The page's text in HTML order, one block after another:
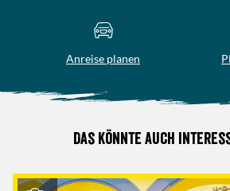
Anreise planen
Das könnte auch